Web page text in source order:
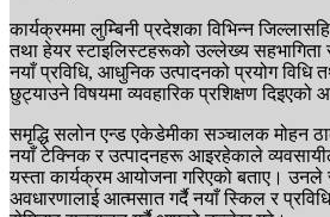
कार्यक्रममा लुम्बिनी प्रदेशका विभिन्न
तथा हेयर स्टाइलिस्टहरूको उल्लेख्य सहभागिता
नयाँ प्रविधि, आधुनिक उत्पादनको प्रयोग विधि
छुट्याउने विषयमा व्यवहारिक प्रशिक्षण
समृद्धि सलोन एन्ड एकेडेमीका सञ्चालक मोहन
नयाँ टेक्निक र उत्पादनहरू आइरहेकाले
यस्ता कार्यक्रम आयोजना गरिएको बताए। उनले
अवधारणालाई आत्मसात गर्दै नयाँ स्किल र